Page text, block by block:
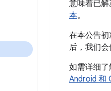
意味着已
本。
在本公告
后，我们会
如需详细
Android 和